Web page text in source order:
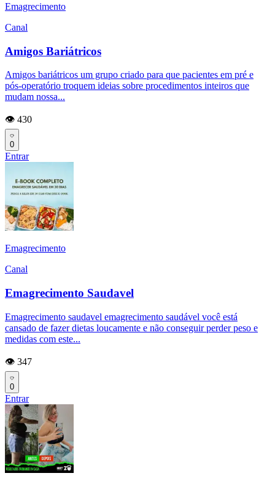
Emagrecimento
Canal
Amigos Bariátricos
Amigos bariátricos um grupo criado para que pacientes em pré e
pós-operatório troquem ideias sobre procedimentos inteiros que
mudam nossa...
👁️ 430
0
Entrar
Emagrecimento
Canal
Emagrecimento Saudavel
Emagrecimento saudavel emagrecimento saudável você está
cansado de fazer dietas loucamente e não conseguir perder peso e
medidas com este...
👁️ 347
0
Entrar